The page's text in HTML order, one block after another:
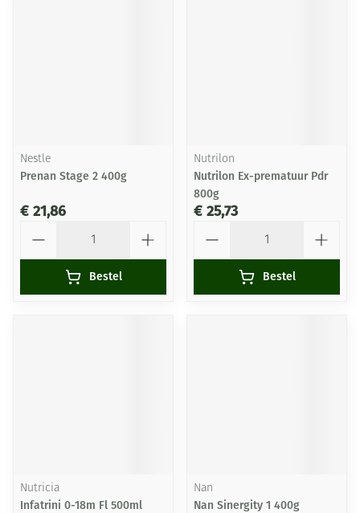
Nestle
Prenan Stage 2 400g
€ 21,86
Bestel
Nutrilon
Nutrilon Ex-prematuur Pdr
800g
€ 25,73
Bestel
Nutricia
Infatrini 0-18m Fl 500ml
Nan
Nan Sinergity 1 400g